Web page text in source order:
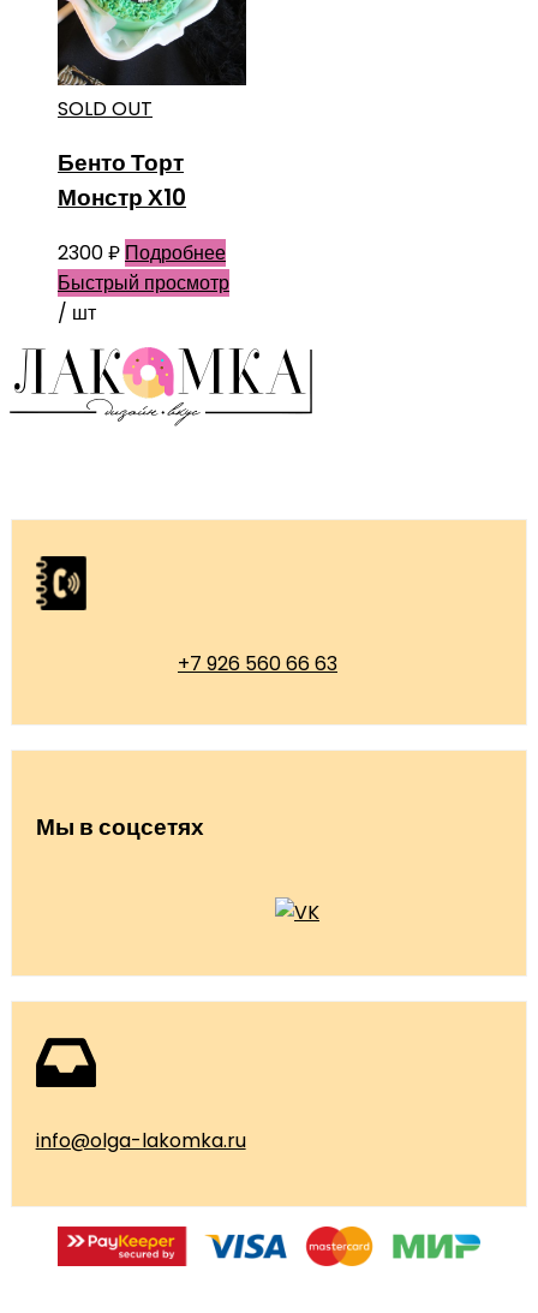
SOLD OUT
Бенто Торт
Монстр Х10
2300₽ Подробнее
Быстрый просмотр
/ шт
+7 926 560 66 63
Мы в соцсетях
info@olga-lakomka.ru